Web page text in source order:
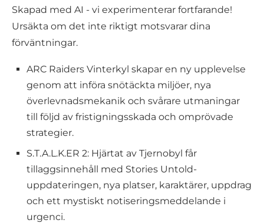
Skapad med AI - vi experimenterar fortfarande!
Ursäkta om det inte riktigt motsvarar dina
förväntningar.
ARC Raiders Vinterkyl skapar en ny upplevelse
genom att införa snötäckta miljöer, nya
överlevnadsmekanik och svårare utmaningar
till följd av fristigningsskada och omprövade
strategier.
S.T.A.L.K.ER 2: Hjärtat av Tjernobyl får
tillaggsinnehåll med Stories Untold-
uppdateringen, nya platser, karaktärer, uppdrag
och ett mystiskt notiseringsmeddelande i
urgenci.